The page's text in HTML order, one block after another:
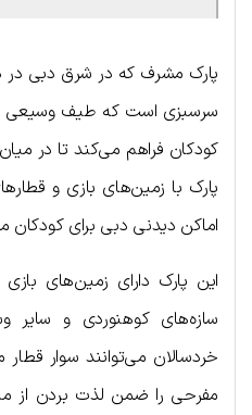
پارک مشرف که در شرق دبی در
سرسبزی است که طیف وسیعی از
کودکان فراهم می‌کند تا در
پارک با زمین‌های بازی و
اماکن دیدنی دبی برای
این پارک دارای زمین‌های
سازه‌های کوهنوردی و سایر
خردسالان می‌توانند سوار
مفرحی را ضمن لذت بردن از